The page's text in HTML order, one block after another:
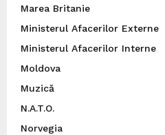
Marea Britanie
Ministerul Afacerilor Externe
Ministerul Afacerilor Interne
Moldova
Muzică
N.A.T.O.
Norvegia